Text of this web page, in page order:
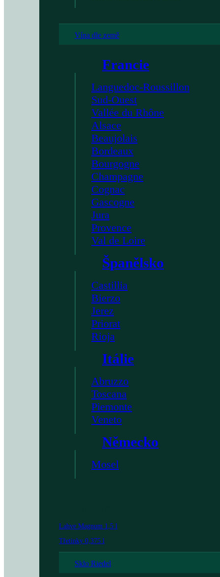
Vína dle země
Francie
Languedoc-Roussillon
Sud-Ouest
Vallée du Rhône
Alsace
Beaujolais
Bordeaux
Bourgogne
Champagne
Cognac
Gascogne
Jura
Provence
Val de Loire
Španělsko
Castillia
Bierzo
Jerez
Priorat
Rioja
Itálie
Abruzzo
Toscana
Piemonte
Veneto
Německo
Mosel
Lahve Magnum 1,5 l
Třetinky 0,375 l
Sklo Riedel